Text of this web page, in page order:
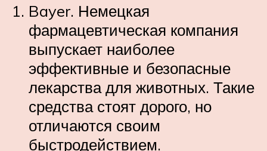
Bayer. Немецкая
фармацевтическая компания
выпускает наиболее
эффективные и безопасные
лекарства для животных. Такие
средства стоят дорого, но
отличаются своим
быстродействием.